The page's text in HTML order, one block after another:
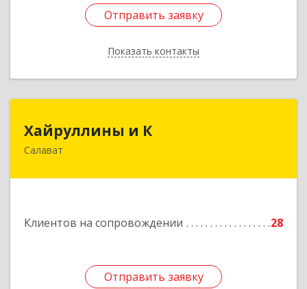
Отправить заявку
Показать контакты
Отправить заявку
Назад
Хайруллины и К
Салават
Клиентов на сопровождении 28
Отправить заявку
Отправить заявку